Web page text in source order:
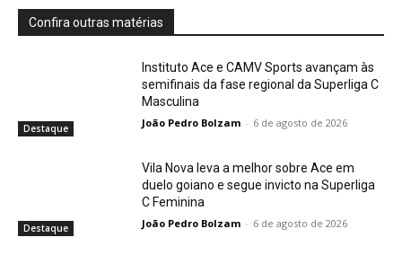
Confira outras matérias
Destaque
Instituto Ace e CAMV Sports avançam às
semifinais da fase regional da Superliga C
Masculina
João Pedro Bolzam - 6 de agosto de 2026
Destaque
Vila Nova leva a melhor sobre Ace em
duelo goiano e segue invicto na Superliga
C Feminina
João Pedro Bolzam - 6 de agosto de 2026